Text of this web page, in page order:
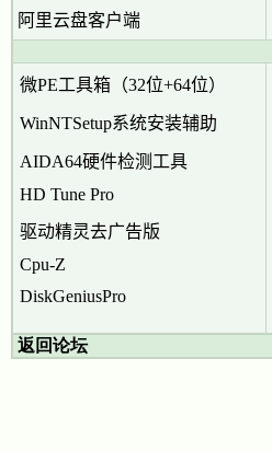
阿里云盘客户端
微PE工具箱（32位+64位）
WinNTSetup系统安装辅助
AIDA64硬件检测工具
HD Tune Pro
驱动精灵去广告版
Cpu-Z
DiskGeniusPro
返回论坛